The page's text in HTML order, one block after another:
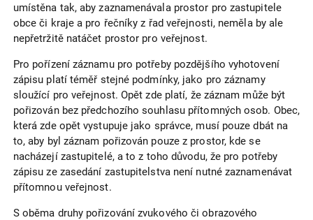
umístěna tak, aby zaznamenávala prostor pro zastupitele
obce či kraje a pro řečníky z řad veřejnosti, neměla by ale
nepřetržitě natáčet prostor pro veřejnost.
Pro pořízení záznamu pro potřeby pozdějšího vyhotovení
zápisu platí téměř stejné podmínky, jako pro záznamy
sloužící pro veřejnost. Opět zde platí, že záznam může být
pořizován bez předchozího souhlasu přítomných osob. Obec,
která zde opět vystupuje jako správce, musí pouze dbát na
to, aby byl záznam pořizován pouze z prostor, kde se
nacházejí zastupitelé, a to z toho důvodu, že pro potřeby
zápisu ze zasedání zastupitelstva není nutné zaznamenávat
přítomnou veřejnost.
S oběma druhy pořizování zvukového či obrazového